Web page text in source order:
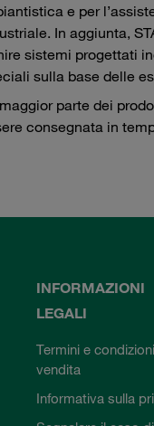
e per
In aggiunta,
sistemi progettati
sulla base delle
parte dei
consegnata in
INFORMAZIONI
LEGALI
Termini e
vendita
Informativa sulla